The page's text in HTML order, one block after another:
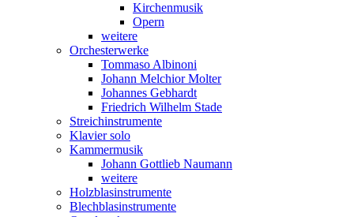
Kirchenmusik
Opern
weitere
Orchesterwerke
Tommaso Albinoni
Johann Melchior Molter
Johannes Gebhardt
Friedrich Wilhelm Stade
Streichinstrumente
Klavier solo
Kammermusik
Johann Gottlieb Naumann
weitere
Holzblasinstrumente
Blechblasinstrumente